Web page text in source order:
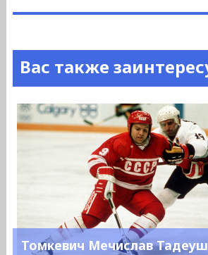
Вас также
Томкевич Мечислав